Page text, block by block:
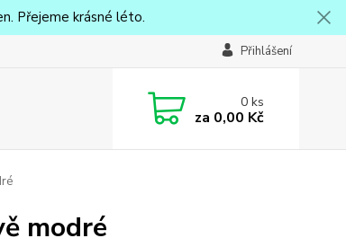
Přejeme krásné léto.
Přihlášení
0ks
za 0,00 Kč
modré